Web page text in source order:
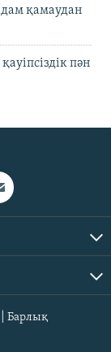
қамаудан
пән
| Барлық